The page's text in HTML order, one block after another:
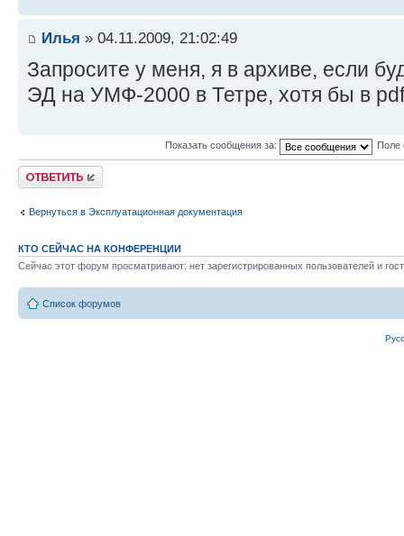
Илья » 04.11.2009, 21:02:49
Запросите у меня, я в архиве, если
ЭД на УМФ-2000 в Тетре, хотя бы в
Показать сообщения за: Поле
Ответить
Вернуться в Эксплуатационная документация
КТО СЕЙЧАС НА КОНФЕРЕНЦИИ
Сейчас этот форум просматривают: нет зарегистрированных пользователей и
Список форумов